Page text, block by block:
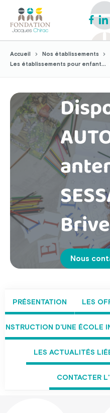
Accueil
Nos établissements
Les établissements pour enfant...
Brive
Nous
PRÉSENTATION LES
D’UNE ÉCOLE
LES ACTUALITÉS
CONTACTER